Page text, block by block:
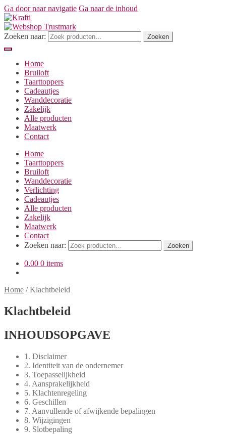
Ga door naar navigatie Ga naar de inhoud
Zoeken naar: Zoeken
Home
Bruiloft
Taarttoppers
Cadeautjes
Wanddecoratie
Zakelijk
Alle producten
Maatwerk
Contact
Home
Taarttoppers
Bruiloft
Wanddecoratie
Verlichting
Cadeautjes
Alle producten
Zakelijk
Maatwerk
Contact
Zoeken naar:
Zoeken
0.00 0 items
Home /Klachtbeleid
Klachtbeleid
INHOUDSOPGAVE
1. Disclaimer
2. Identiteit van de ondernemer
3. Toepasselijkheid
4. Aansprakelijkheid
5. Klachtenregeling
6. Geschillen
7. Aanvullende of afwijkende bepalingen
8. Wijzigingen
9. Slotbepaling